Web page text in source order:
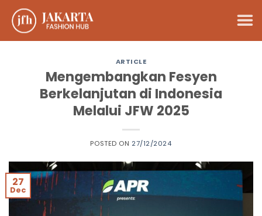
Skip
content
ARTICLE
Mengembangkan Fesyen
Berkelanjutan di Indonesia
Melalui JFW 2025
POSTED ON 27/12/2024
27
Dec